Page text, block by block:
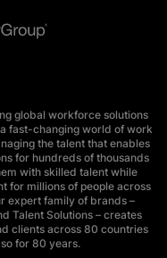
global workforce solutions
fast-changing world of work
the talent that enables
for hundreds of thousands
with skilled talent while
for millions of people across
expert family of brands –
Talent Solutions – creates
clients across 80 countries
for 80 years.